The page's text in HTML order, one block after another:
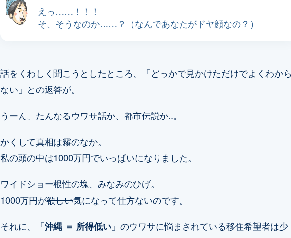
えっ……！！！
そ、そうなのか……？（なんであなたがドヤ顔なの？）
話をくわしく聞こうとしたところ、「どっかで見かけただけでよくわから
ない」との返答が。
うーん、たんなるウワサ話か、都市伝説か..。
かくして真相は霧のなか。
私の頭の中は1000万円でいっぱいになりました。
ワイドショー根性の塊、みなみのひげ。
1000万円が欲しい気になって仕方ないのです。
それに、「沖縄 ＝ 所得低い 」のウワサに悩まされている移住希望者は少